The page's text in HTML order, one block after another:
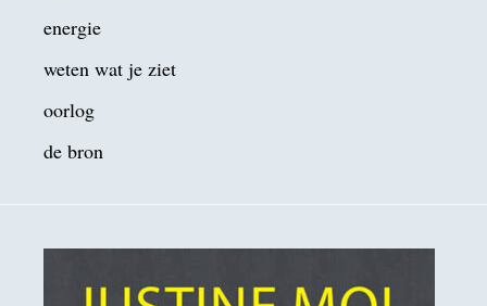
energie
weten wat je ziet
oorlog
de bron